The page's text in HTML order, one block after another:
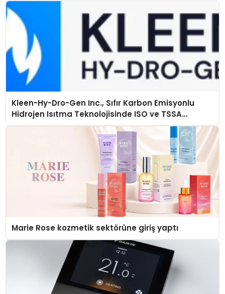
Kleen-Hy-Dro-Gen Inc., Sıfır Karbon Emisyonlu
Hidrojen Isıtma Teknolojisinde ISO ve TSSA
Düzenleyici Onaylarını Aldı
Marie Rose kozmetik sektörüne giriş yaptı